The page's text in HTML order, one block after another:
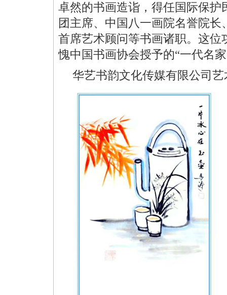
卓然的书画造诣，得任国际保护
团主席、中国八一画院名誉院长
首席艺术顾问等书画诸职。这位
愧中国书画协会授予的“一代名
华艺书韵文化传媒有限公司